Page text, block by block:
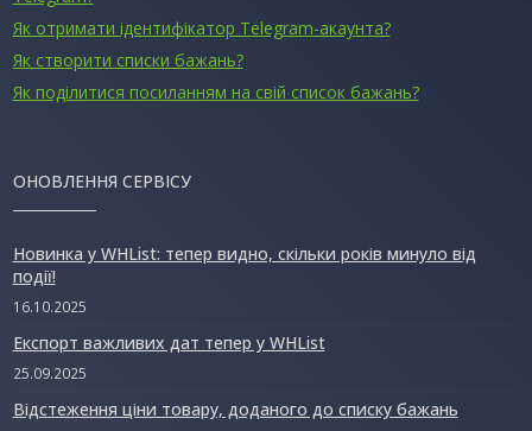
Як отримати ідентифікатор Telegram-акаунта?
Як створити списки бажань?
Як поділитися посиланням на свій список бажань?
ОНОВЛЕННЯ СЕРВІСУ
Новинка у WHList: тепер видно, скільки років минуло від
події!
16.10.2025
Експорт важливих дат тепер у WHList
25.09.2025
Відстеження ціни товару, доданого до списку бажань